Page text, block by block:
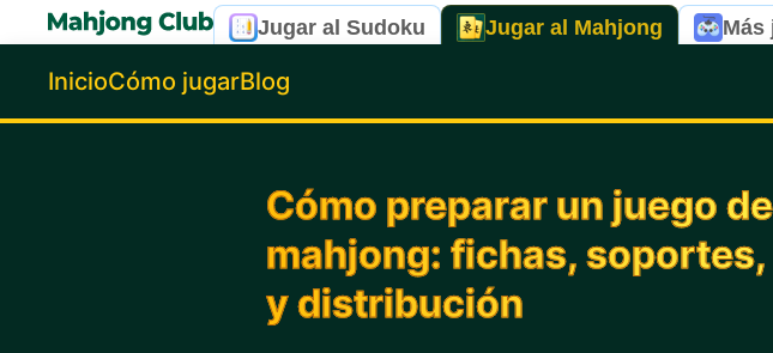
Jugar al Sudoku Jugar al Mahjong Más
InicioCómo jugarBlog
Cómo preparar un juego de
mahjong: fichas,
y distribución